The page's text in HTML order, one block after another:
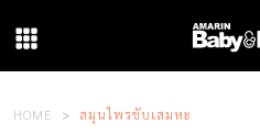
HOME สมุนไพรขับเสมหะ